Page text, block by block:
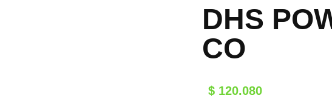
DHS
CO
$ 120.080